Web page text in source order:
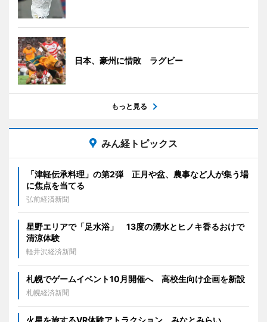
日本、豪州に惜敗 ラグビー
もっと見る
みん経トピックス
「津軽伝承料理」の第2弾 正月や盆、農事など人が集う場
に焦点を当てる
弘前経済新聞
星野エリアで「足水浴」 13度の湧水とヒノキ香るおけで
清涼体験
軽井沢経済新聞
札幌でゲームイベント10月開催へ 高校生向け企画を新設
札幌経済新聞
火星を旅するVR体験アトラクション みなとみらい